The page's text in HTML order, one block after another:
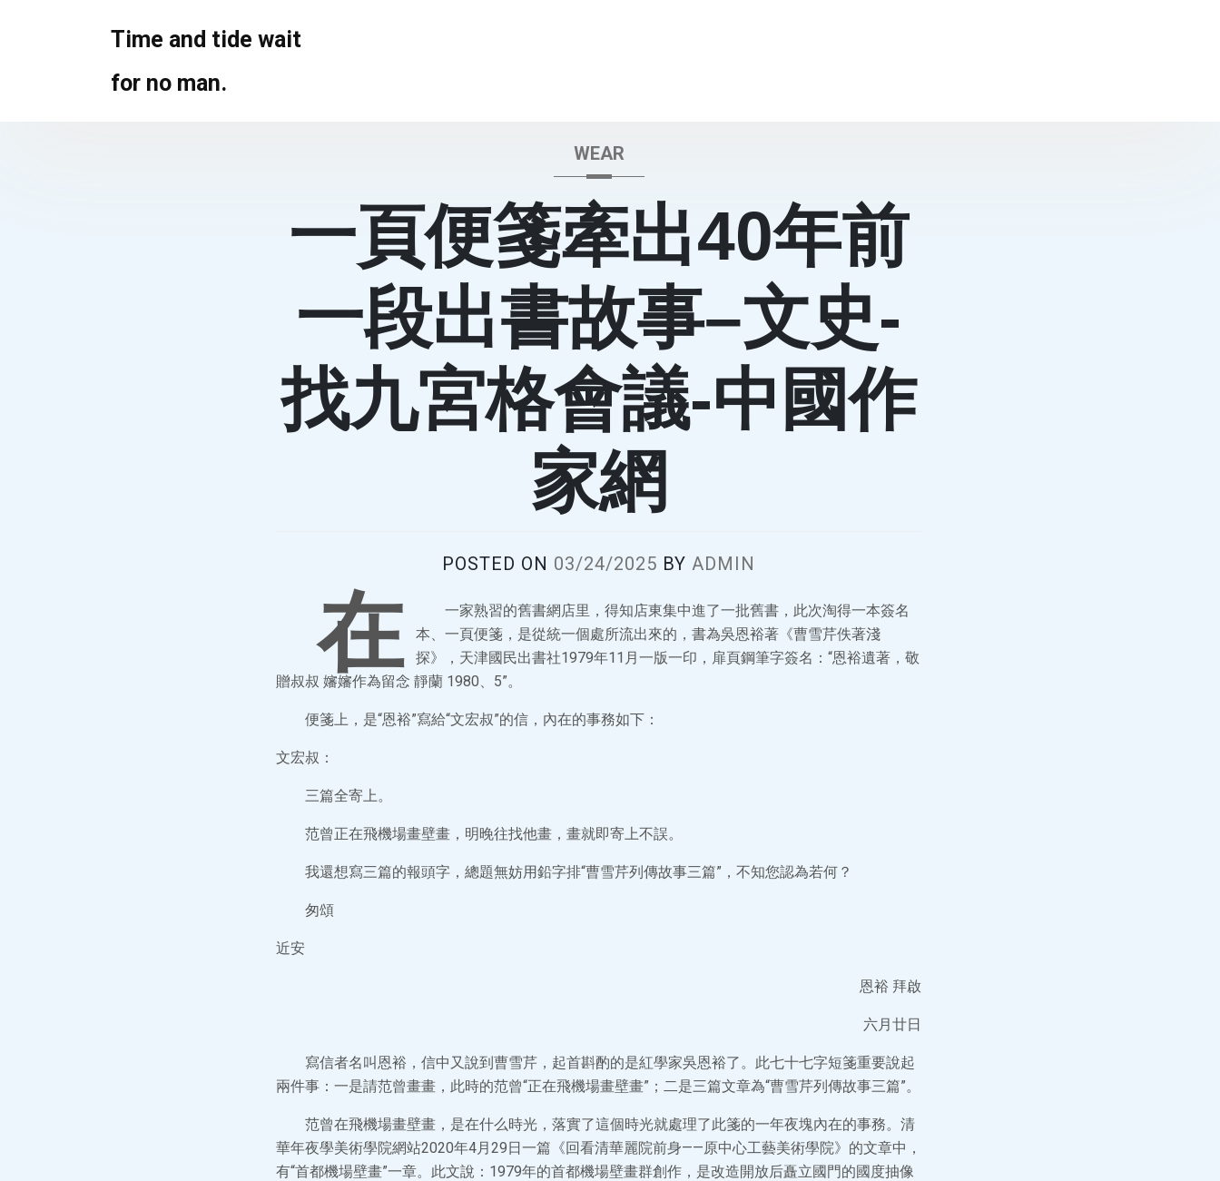
Time and tide wait
for no man.
WEAR
一頁便箋牽出40年前
一段出書故事–文史-
找九宮格會議-中國作
家網
POSTED ON 03/24/2025 BY ADMIN
在
一家熟習的舊書網店里，得知店東集中進了一批舊書，此次淘得一本簽名
本、一頁便箋，是從統一個處所流出來的，書為吳恩裕著《曹雪芹佚著淺
探》，天津國民出書社1979年11月一版一印，扉頁鋼筆字簽名：“恩裕遺著，敬
贈叔叔 嬸嬸作為留念 靜蘭 1980、5”。
便箋上，是“恩裕”寫給“文宏叔”的信，內在的事務如下：
文宏叔：
三篇全寄上。
范曾正在飛機場畫壁畫，明晚往找他畫，畫就即寄上不誤。
我還想寫三篇的報頭字，總題無妨用鉛字排“曹雪芹列傳故事三篇”，不知您認為若何？
匆頌
近安
恩裕 拜啟
六月廿日
寫信者名叫恩裕，信中又說到曹雪芹，起首斟酌的是紅學家吳恩裕了。此七十七字短箋重要說起
兩件事：一是請范曾畫畫，此時的范曾“正在飛機場畫壁畫”；二是三篇文章為“曹雪芹列傳故事三篇”。
范曾在飛機場畫壁畫，是在什么時光，落實了這個時光就處理了此箋的一年夜塊內在的事務。清
華年夜學美術學院網站2020年4月29日一篇《回看清華麗院前身——原中心工藝美術學院》的文章中，
有“首都機場壁畫”一章。此文說：1979年的首都機場壁畫群創作，是改造開放后矗立國門的國度抽像